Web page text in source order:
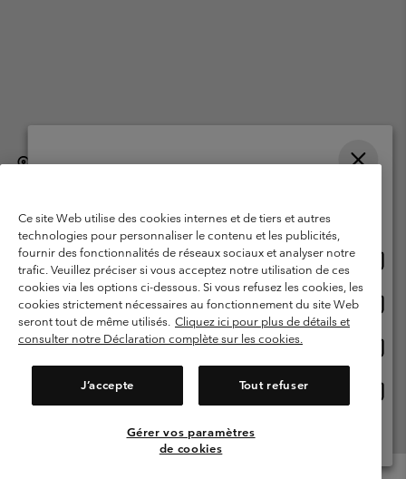
België (Nederlands) | English ›| français ›
Gebruiksvoorwaarden
Verkoopvoorwaarden
Garantie
Privacybeleid
Gebruiksvoorwaarden voor lidmaatschap
Voorwaarden voor door gebruikers gegenereerde inhoud
Impressum
Cookies
Ce site Web utilise des cookies internes et de tiers et autres
technologies pour personnaliser le contenu et les publicités,
fournir des fonctionnalités de réseaux sociaux et analyser notre
trafic. Veuillez préciser si vous acceptez notre utilisation de ces
cookies via les options ci-dessous. Si vous refusez les cookies, les
cookies strictement nécessaires au fonctionnement du site Web
seront tout de même utilisés. Cliquez ici pour plus de détails et
consulter notre Déclaration complète sur les cookies.
J’accepte Tout refuser
Gérer vos paramètres
de cookies
Online shoppen beschikbaar
United States
Belgium-English
Belgium-Français
Belgium-Dutch
Alle Locaties Bekijken